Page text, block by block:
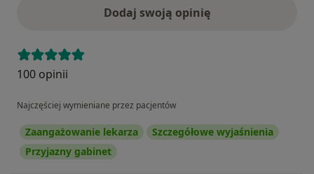
Dodaj swoją opinię
100 opinii
Najczęściej wymieniane przez pacjentów
Zaangażowanie lekarza
Szczegółowe wyjaśnienia
Przyjazny gabinet